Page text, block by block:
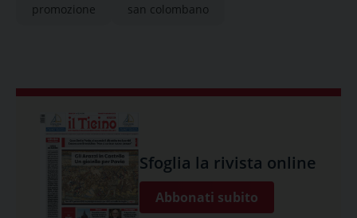
promozione san colombano
Sfoglia la rivista online
Abbonati subito